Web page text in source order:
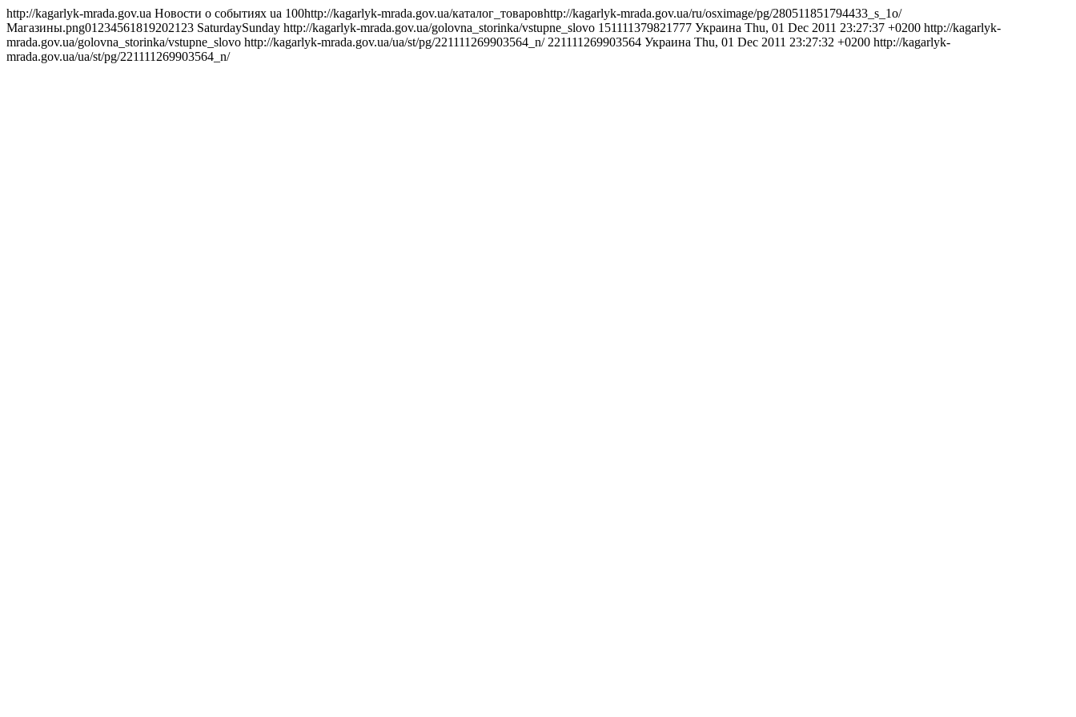
http://kagarlyk-mrada.gov.ua Новости о событиях ua 100http://kagarlyk-mrada.gov.ua/каталог_товаровhttp://kagarlyk-mrada.gov.ua/ru/osximage/pg/280511851794433_s_1o/
Магазины.png01 2345618192021 23 SaturdaySunday http://kagarlyk-mrada.gov.ua/golovna_storinka/vstupne_slovo 151111379821777 Украина Thu, 01 Dec 2011 23:27:37 +0200 http://kagarlyk-
mrada.gov.ua/golovna_storinka/vstupne_slovo http://kagarlyk-mrada.gov.ua/ua/st/pg/221111269903564_n/ 221111269903564 Украина Thu, 01 Dec 2011 23:27:32 +0200 http://kagarlyk-
mrada.gov.ua/ua/st/pg/221111269903564_n/